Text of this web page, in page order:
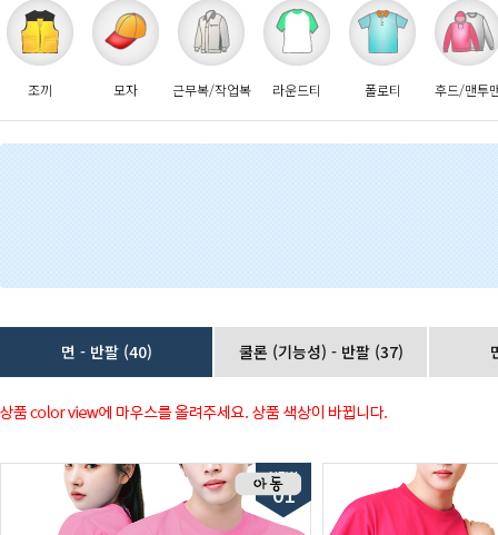
조끼 모자 근무복/작업복 라운드티 폴로티 후드/맨투
면 - 반팔 (40) 쿨론 (기능성) - 반팔 (37)
NEW
01